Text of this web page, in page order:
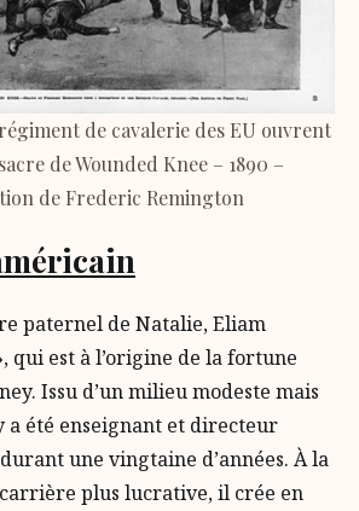
de cavalerie des EU ouvrent
de Wounded Knee – 1890 –
de Frederic Remington
paternel de Natalie, Eliam
qui est à l’origine de la fortune
Issu d’un milieu modeste mais
a été enseignant et directeur
une vingtaine d’années. À la
plus lucrative, il crée en